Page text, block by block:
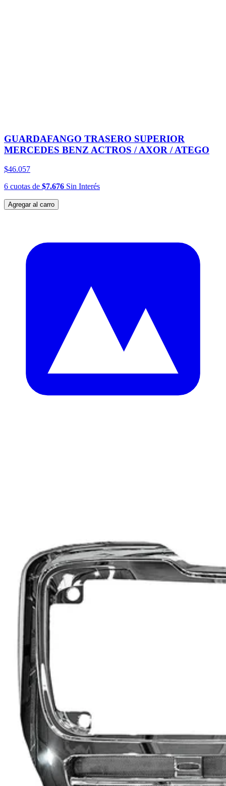
GUARDAFANGO TRASERO SUPERIOR
MERCEDES BENZ ACTROS / AXOR / ATEGO
$46.057
6 cuotas de $7.676 Sin Interés
Agregar al carro